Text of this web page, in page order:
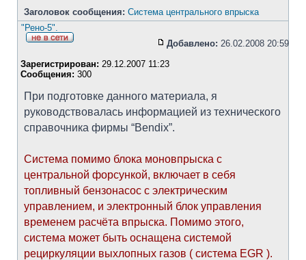
Заголовок сообщения: Система центрального впрыска
"Рено-5".
Добавлено: 26.02.2008 20:59
Зарегистрирован: 29.12.2007 11:23
Сообщения: 300
При подготовке данного материала, я
руководствовалась информацией из технического
справочника фирмы “Bendix”.
Система помимо блока моновпрыска с
центральной форсункой, включает в себя
топливный бензонасос с электрическим
управлением, и электронный блок управления
временем расчёта впрыска. Помимо этого,
система может быть оснащена системой
рециркуляции выхлопных газов ( система EGR ).